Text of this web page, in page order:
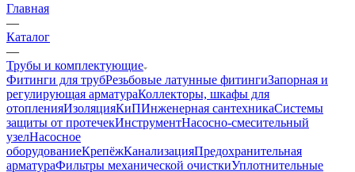
Главная
—
Каталог
—
Трубы и комплектующие
Фитинги для трубРезьбовые латунные фитингиЗапорная и
регулирующая арматураКоллекторы, шкафы для
отопленияИзоляцияКиПИнженерная сантехникаСистемы
защиты от протечекИнструментНасосно-смесительный
узелНасосное
оборудованиеКрепёжКанализацияПредохранительная
арматураФильтры механической очисткиУплотнительные